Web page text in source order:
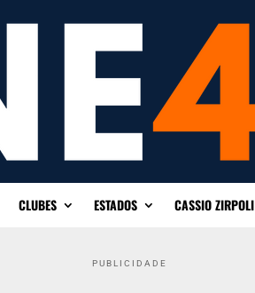
CLUBES ESTADOS CASSIO ZIRPOLI
PUBLICIDADE